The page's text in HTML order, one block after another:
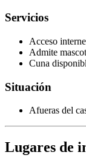
Servicios
Acceso
Admite
Cuna
Situación
Afueras del
Lugares de